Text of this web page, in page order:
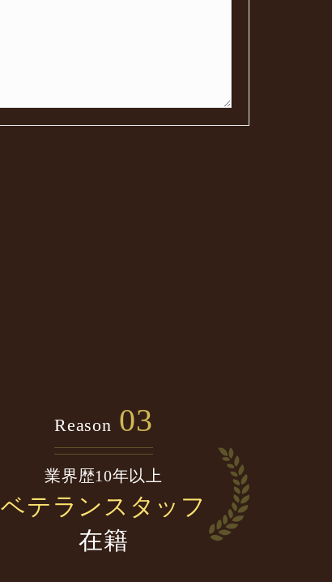
Reason 03
業界歴10年以上
ベテランスタッフ
在籍